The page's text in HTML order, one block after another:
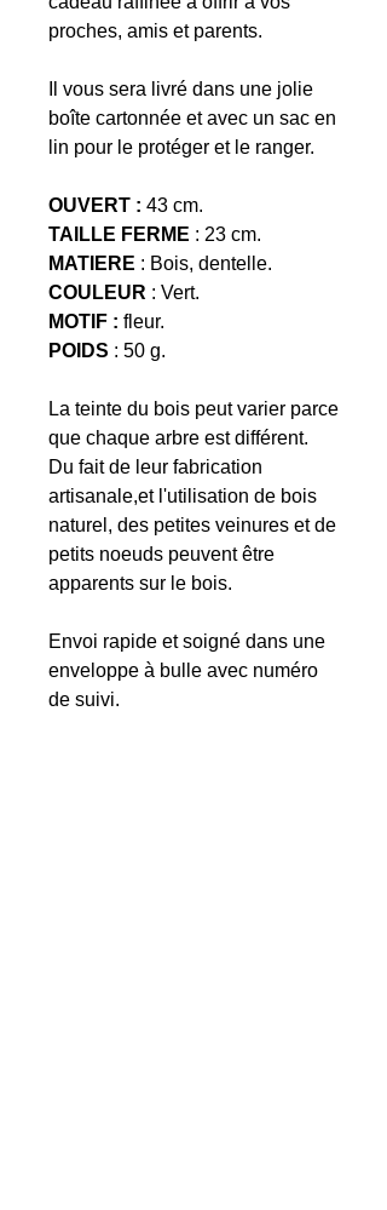
proches, amis et parents.
Il vous sera livré dans une jolie
boîte cartonnée et avec un sac en
lin pour le protéger et le ranger.
OUVERT : 43 cm.
TAILLE FERME : 23 cm.
MATIERE : Bois, dentelle.
COULEUR : Vert.
MOTIF : fleur.
POIDS : 50 g.
La teinte du bois peut varier parce
que chaque arbre est différent.
Du fait de leur fabrication
artisanale,et l'utilisation de bois
naturel, des petites veinures et de
petits noeuds peuvent être
apparents sur le bois.
Envoi rapide et soigné dans une
enveloppe à bulle avec numéro
de suivi.